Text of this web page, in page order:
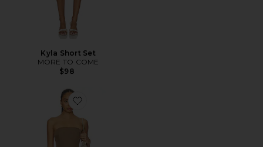
Kyla Short Set
MORE TO COME
$98
Favorite Aletta Short Set